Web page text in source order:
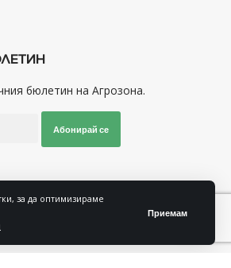
за да оптимизираме
Приемам
бюлетин на Агрозона.
Абонирай се
Последвайте ни